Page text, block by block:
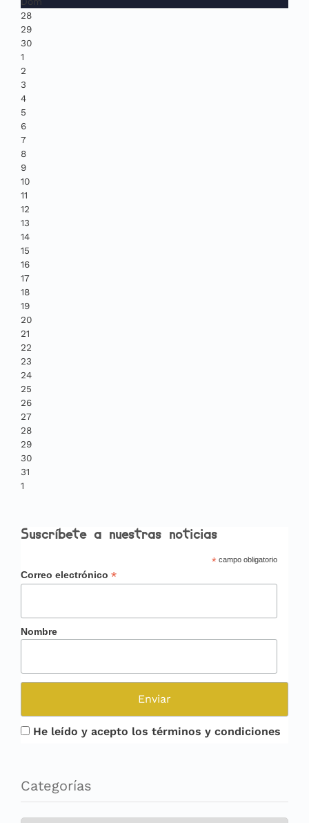
28
29
30
1
2
3
4
5
6
7
8
9
10
11
12
13
14
15
16
17
18
19
20
21
22
23
24
25
26
27
28
29
30
31
1
Suscríbete a nuestras noticias
* campo obligatorio
Correo electrónico *
Nombre
He leído y acepto los términos y condiciones
Categorías